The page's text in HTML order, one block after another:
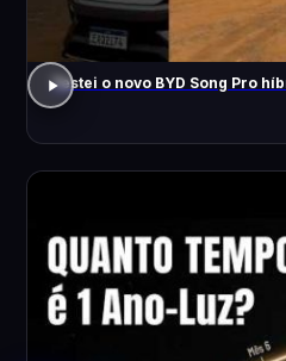
Testei o novo BYD Song Pro